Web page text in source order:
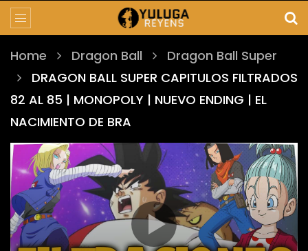
Home Dragon Ball
Dragon Ball Super
DRAGON BALL SUPER CAPITULOS FILTRADOS
82 AL 85 | MONOPOLY | NUEVO ENDING | EL
NACIMIENTO DE BRA